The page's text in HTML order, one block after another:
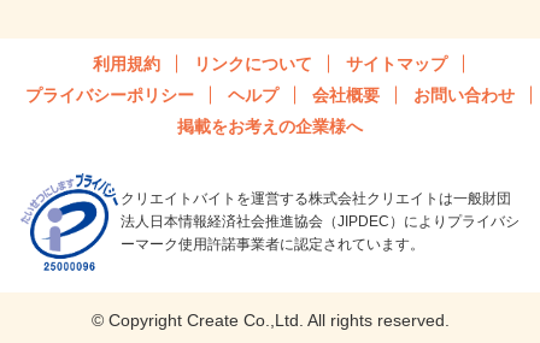
利用規約 リンクについて
サイトマップ
プライバシーポリシー
ヘルプ 会社概要
お問い合わせ
掲載をお考えの企業様へ
クリエイトバイトを運営する株式会社クリエイトは一般財団
法人日本情報経済社会推進協会（JIPDEC）によりプライバシ
ーマーク使用許諾事業者に認定されています。
© Copyright Create Co.,Ltd. All rights reserved.